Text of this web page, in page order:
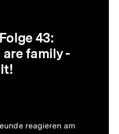
43:
family -
reagieren am